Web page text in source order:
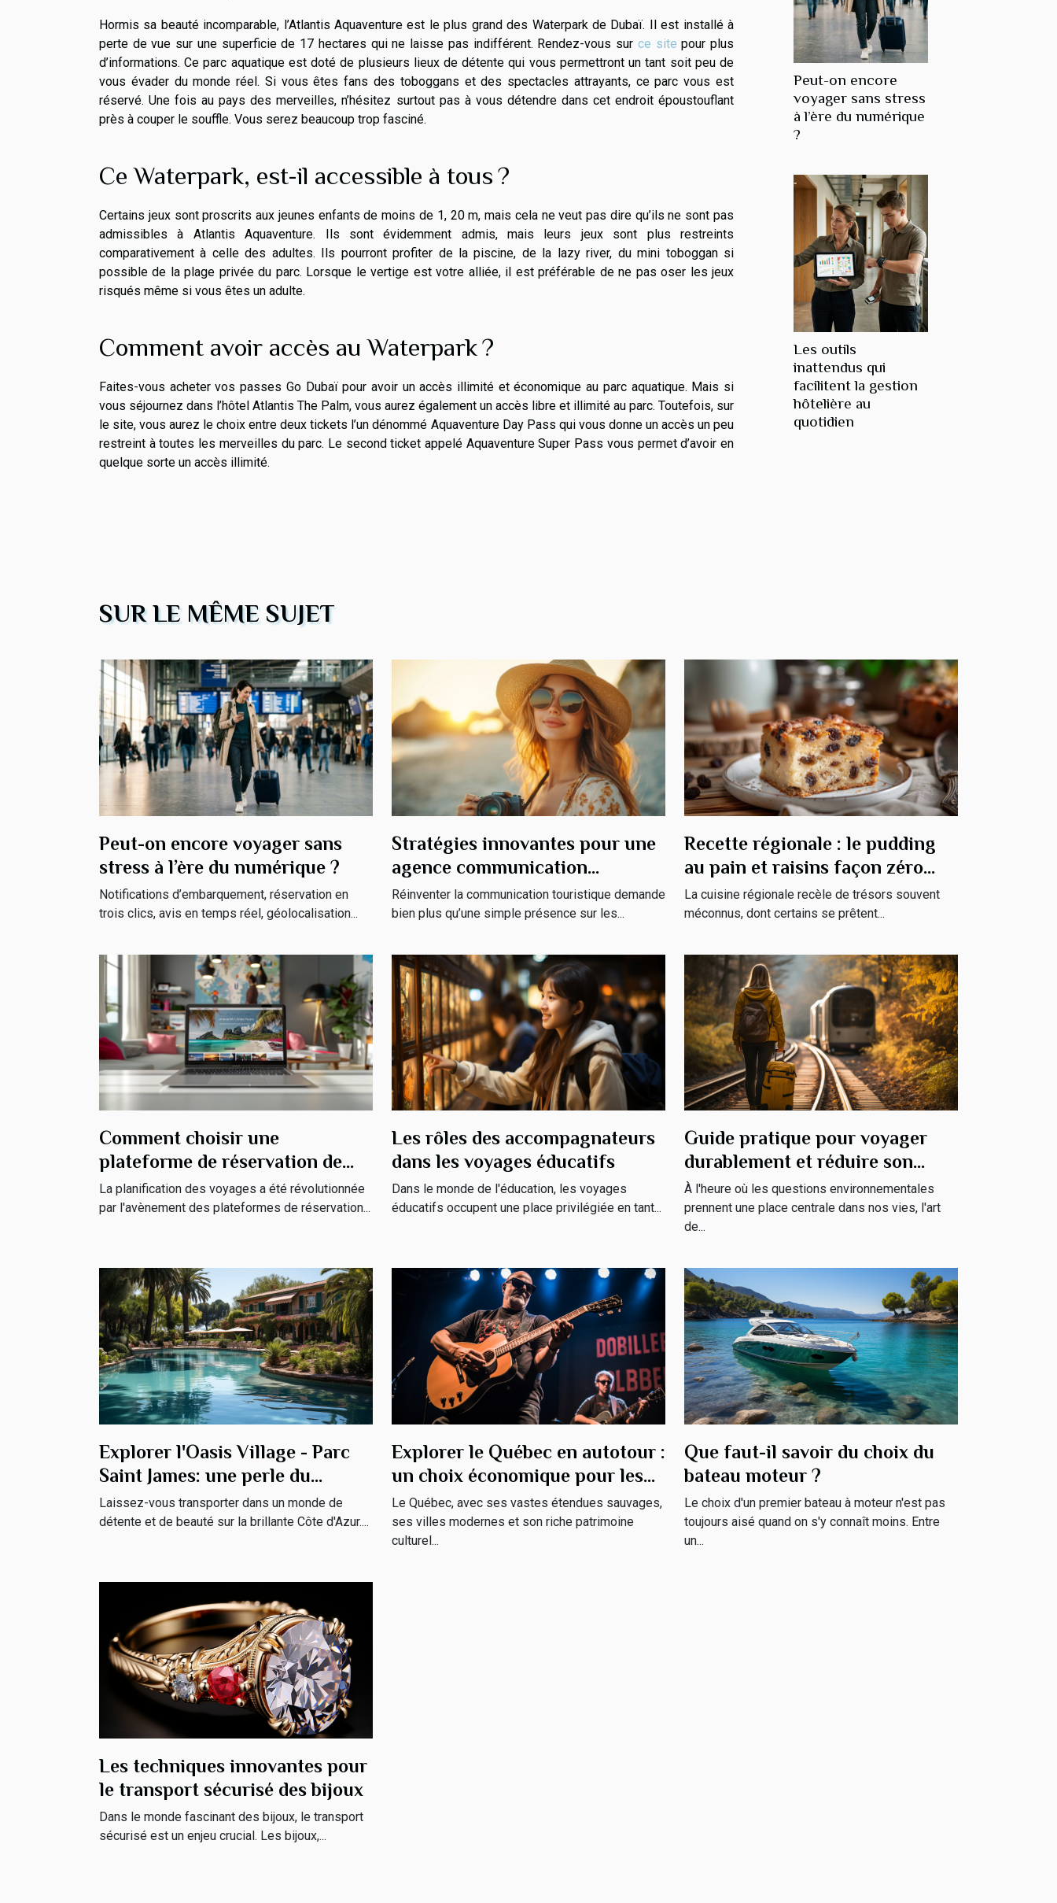
Hormis sa beauté incomparable, l’Atlantis Aquaventure est le plus grand des Waterpark de Dubaï. Il est installé à
perte de vue sur une superficie de 17 hectares qui ne laisse pas indifférent. Rendez-vous sur ce sitepour plus
d’informations. Ce parc aquatique est doté de plusieurs lieux de détente qui vous permettront un tant soit peu de
vous évader du monde réel. Si vous êtes fans des toboggans et des spectacles attrayants, ce parc vous est
réservé. Une fois au pays des merveilles, n’hésitez surtout pas à vous détendre dans cet endroit époustouflant
près à couper le souffle. Vous serez beaucoup trop fasciné.
Ce Waterpark, est-il accessible à tous ?
Certains jeux sont proscrits aux jeunes enfants de moins de 1, 20 m, mais cela ne veut pas dire qu’ils ne sont pas
admissibles à Atlantis Aquaventure. Ils sont évidemment admis, mais leurs jeux sont plus restreints
comparativement à celle des adultes. Ils pourront profiter de la piscine, de la lazy river, du mini toboggan si
possible de la plage privée du parc. Lorsque le vertige est votre alliée, il est préférable de ne pas oser les jeux
risqués même si vous êtes un adulte.
Comment avoir accès au Waterpark ?
Faites-vous acheter vos passes Go Dubaï pour avoir un accès illimité et économique au parc aquatique. Mais si
vous séjournez dans l’hôtel Atlantis The Palm, vous aurez également un accès libre et illimité au parc. Toutefois, sur
le site, vous aurez le choix entre deux tickets l’un dénommé Aquaventure Day Pass qui vous donne un accès un peu
restreint à toutes les merveilles du parc. Le second ticket appelé Aquaventure Super Pass vous permet d’avoir en
quelque sorte un accès illimité.
Peut-on encore
voyager sans stress
à l’ère du numérique
?
Les outils
inattendus qui
facilitent la gestion
hôtelière au
quotidien
SUR LE MÊME SUJET
Peut-on encore voyager sans
stress à l’ère du numérique ?
Notifications d’embarquement, réservation en
trois clics, avis en temps réel, géolocalisation...
Stratégies innovantes pour une
agence communication
tourisme
Réinventer la communication touristique demande
bien plus qu’une simple présence sur les...
Recette régionale : le pudding
au pain et raisins façon zéro
déchet
La cuisine régionale recèle de trésors souvent
méconnus, dont certains se prêtent...
Comment choisir une
plateforme de réservation de
voyages en ligne
La planification des voyages a été révolutionnée
par l'avènement des plateformes de réservation...
Les rôles des accompagnateurs
dans les voyages éducatifs
Dans le monde de l'éducation, les voyages
éducatifs occupent une place privilégiée en tant...
Guide pratique pour voyager
durablement et réduire son
empreinte carbone
À l'heure où les questions environnementales
prennent une place centrale dans nos vies, l'art
de...
Explorer l'Oasis Village - Parc
Saint James: une perle du
tourisme sur la Côte d'Azur
Laissez-vous transporter dans un monde de
détente et de beauté sur la brillante Côte d'Azur....
Explorer le Québec en autotour :
un choix économique pour les
familles
Le Québec, avec ses vastes étendues sauvages,
ses villes modernes et son riche patrimoine
culturel...
Que faut-il savoir du choix du
bateau moteur ?
Le choix d'un premier bateau à moteur n'est pas
toujours aisé quand on s'y connaît moins. Entre
un...
Les techniques innovantes pour
le transport sécurisé des bijoux
Dans le monde fascinant des bijoux, le transport
sécurisé est un enjeu crucial. Les bijoux,...